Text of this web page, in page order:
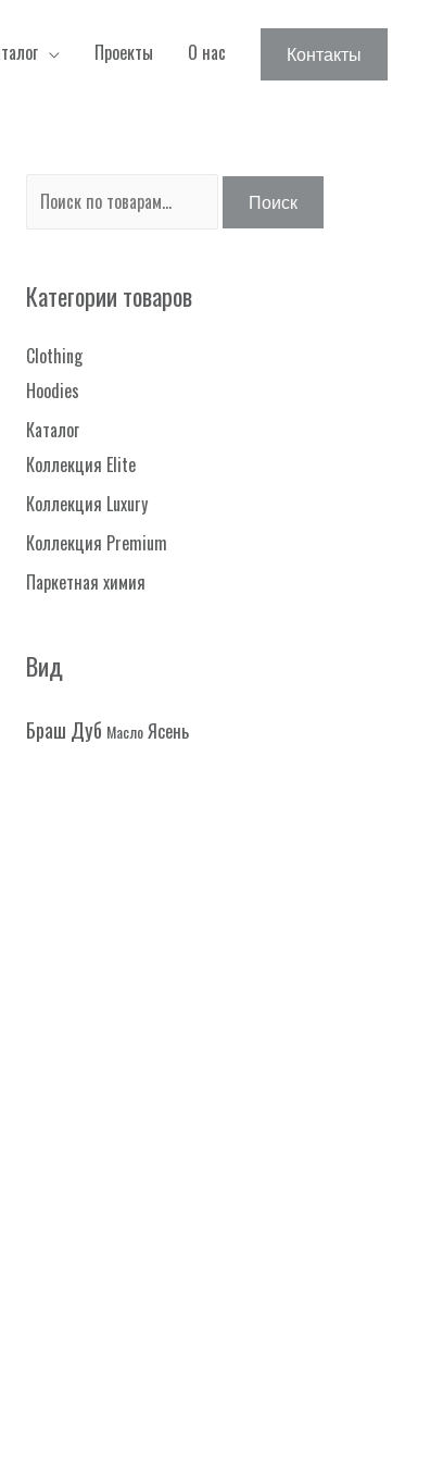
Проекты О нас Контакты
а
ь
:
Поиск
Категории товаров
Clothing
Hoodies
Каталог
Коллекция Elite
Коллекция Luxury
Коллекция Premium
Паркетная химия
Вид
Браш Дуб МаслоЯсень